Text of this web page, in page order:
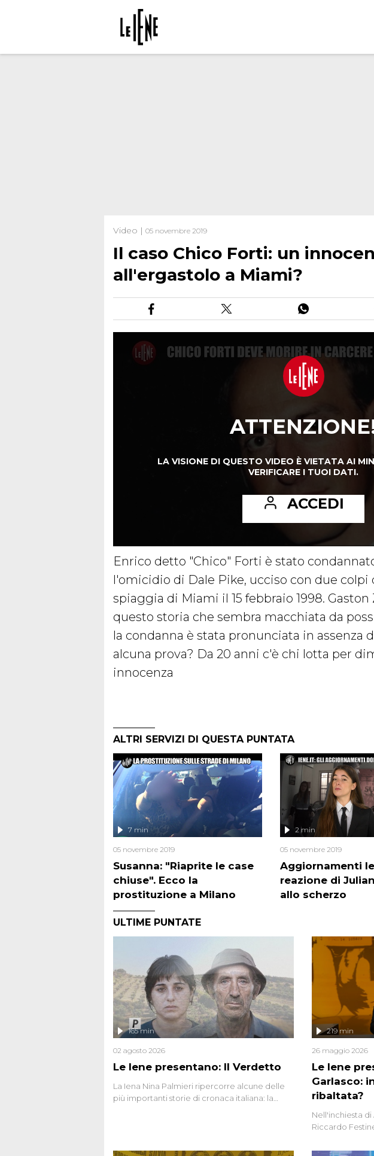
Video | 05 novembre 2019
Il caso Chico Forti: un
all'ergastolo a Miami?
LA VISIONE DI QUESTO VIDEO È VIETATA AI
VERIFICARE I TUOI DATI.
ACCEDI
Enrico detto "Chico" Forti è stato
l'omicidio di Dale Pike, ucciso con due colpi
spiaggia di Miami il 15 febbraio 1998. Gaston
questo storia che sembra macchiata da
la condanna è stata pronunciata in assenza
alcuna prova? Da 20 anni c'è chi lotta per
innocenza
ALTRI SERVIZI DI QUESTA PUNTATA
Susanna: "Riaprite le case
chiuse". Ecco la
prostituzione a Milano
7 min
05 novembre 2019
Aggiornamenti
reazione di
allo scherzo
2 min
05 novembre 2019
ULTIME PUNTATE
Le Iene presentano: Il Verdetto
165 min
02 agosto 2026
La Iena Nina Palmieri ripercorre alcune delle
più importanti storie di cronaca italiana: la
Le Iene
Garlasco:
ribaltata?
219 min
26 maggio 2026
Nell'inchiesta di
Riccardo
continuano a